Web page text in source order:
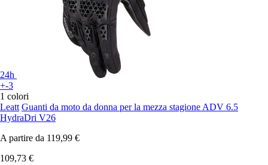
24h
+-3
1 colori
Leatt Guanti da moto da donna per la mezza stagione ADV 6.5
HydraDri V26
A partire da 119,99 €
109,73 €